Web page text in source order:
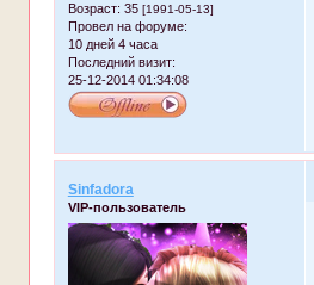
Возраст: 35 [1991-05-13]
Провел на форуме:
10 дней 4 часа
Последний визит:
25-12-2014 01:34:08
Sinfadora
VIP-пользователь